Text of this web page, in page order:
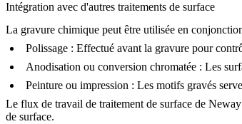
Intégration avec d'autres traitements de surface
La gravure chimique peut être utilisée en
Polissage : Effectué avant la gravure pour
Anodisation ou conversion chromatée : Les
Peinture ou impression : Les motifs gravés
Le flux de travail de traitement de surface de
de surface.